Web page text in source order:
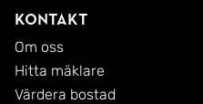
Kontakt
Om oss
Hitta mäklare
Värdera bostad